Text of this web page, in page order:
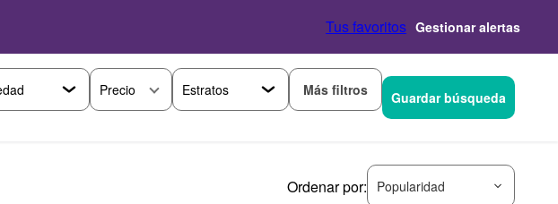
Tus favoritos Gestionar alertas
Precio Más filtros Guardar búsqueda
Ordenar por: Popularidad